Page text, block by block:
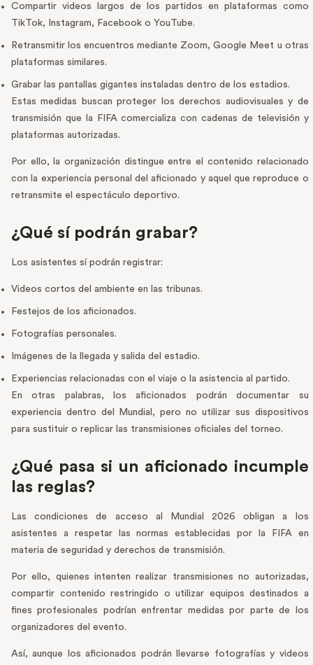
Compartir videos largos de los partidos en plataformas como
TikTok, Instagram, Facebook o YouTube.
Retransmitir los encuentros mediante Zoom, Google Meet u otras
plataformas similares.
Grabar las pantallas gigantes instaladas dentro de los estadios.
Estas medidas buscan proteger los derechos audiovisuales y de
transmisión que la FIFA comercializa con cadenas de televisión y
plataformas autorizadas.
Por ello, la organización distingue entre el contenido relacionado
con la experiencia personal del aficionado y aquel que reproduce o
retransmite el espectáculo deportivo.
¿Qué sí podrán grabar?
Los asistentes sí podrán registrar:
Videos cortos del ambiente en las tribunas.
Festejos de los aficionados.
Fotografías personales.
Imágenes de la llegada y salida del estadio.
Experiencias relacionadas con el viaje o la asistencia al partido.
En otras palabras, los aficionados podrán documentar su
experiencia dentro del Mundial, pero no utilizar sus dispositivos
para sustituir o replicar las transmisiones oficiales del torneo.
¿Qué pasa si un aficionado incumple
las reglas?
Las condiciones de acceso al Mundial 2026 obligan a los
asistentes a respetar las normas establecidas por la FIFA en
materia de seguridad y derechos de transmisión.
Por ello, quienes intenten realizar transmisiones no autorizadas,
compartir contenido restringido o utilizar equipos destinados a
fines profesionales podrían enfrentar medidas por parte de los
organizadores del evento.
Así, aunque los aficionados podrán llevarse fotografías y videos